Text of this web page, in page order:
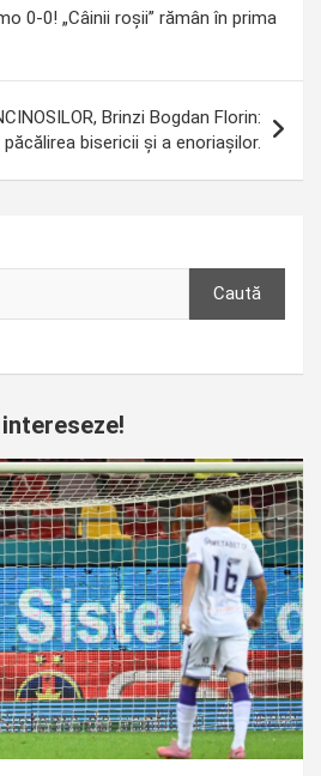
0-0! „Câinii roșii” rămân în prima
Brinzi Bogdan Florin:
bisericii și a enoriașilor.
Caută